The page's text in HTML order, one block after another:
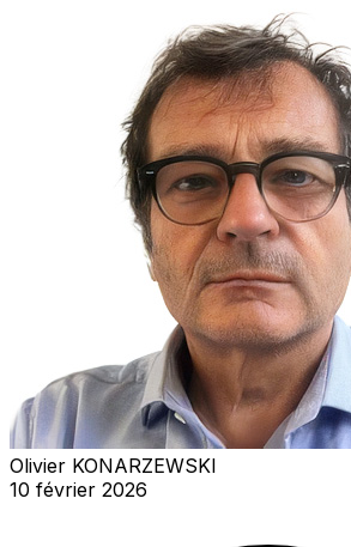
Olivier KONARZEWSKI
10 février 2026